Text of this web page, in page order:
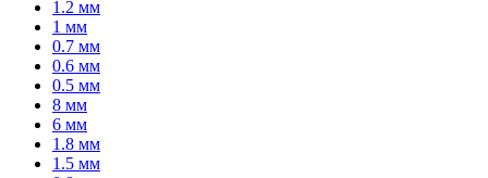
1.2 мм
1 мм
0.7 мм
0.6 мм
0.5 мм
8 мм
6 мм
1.8 мм
1.5 мм